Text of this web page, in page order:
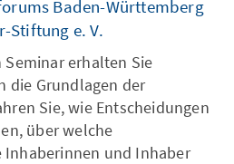
Baden-Württemberg
Stiftung e. V.
erhalten Sie
die Grundlagen der
Sie, wie Entscheidungen
über welche
und Inhaber